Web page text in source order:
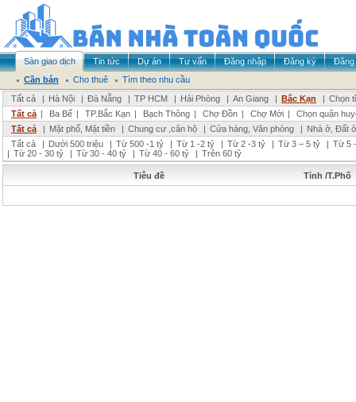
Sàn giao dịch Tin tức Dự án Tư vấn Đăng nhập Đăng ký
Đăng
Cần bán
Cho thuê
Tìm theo nhu cầu
Tất cả
| Hà Nội | Đà Nẵng | TP HCM | Hải Phòng | An Giang | Bắc Kạn | Chọn
Tất cả | Ba Bể | TP.Bắc Kạn | Bạch Thông | Chợ Đồn | Chợ Mới |
Chọn quận
Tất cả
| Mặt phố, Mặt tiền | Chung cư ,căn hộ | Cửa hàng, Văn phòng | Nhà ở, Đất ở
Tất cả
| Dưới 500 triệu | Từ 500 -1 tỷ | Từ 1 -2 tỷ | Từ 2 -3 tỷ | Từ 3 – 5 tỷ | Từ 5
| Từ 20 - 30 tỷ | Từ 30 - 40 tỷ | Từ 40 - 60 tỷ | Trên 60 tỷ
Tiêu đề Tỉnh /T.Phố